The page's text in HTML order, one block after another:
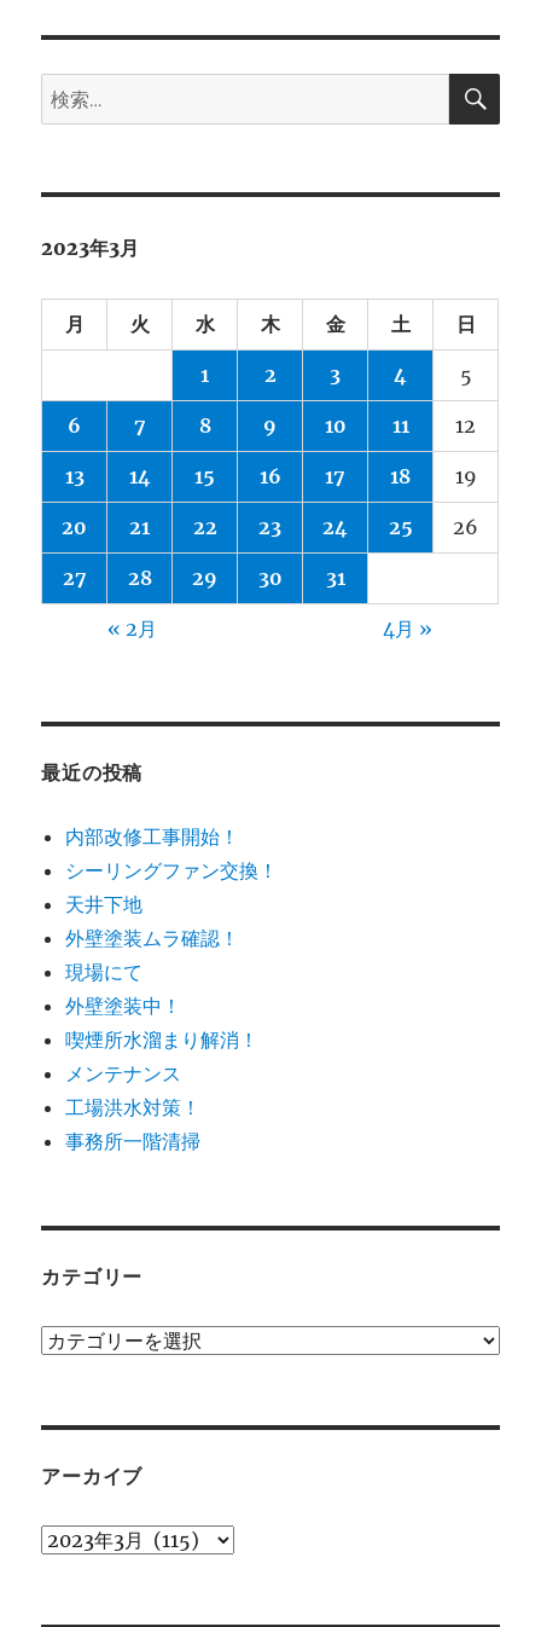
検
索:
検
2023年3月
月 火 水 木 金 土 日
1 2 3 4 5
6 7 8 9 10 11 12
13 14 15 16 17 18 19
20 21 22 23 24 25 26
27 28 29 30 31
« 2月 4月 »
最近の投稿
内部改修工事開始！
シーリングファン交換！
天井下地
外壁塗装ムラ確認！
現場にて
外壁塗装中！
喫煙所水溜まり解消！
メンテナンス
工場洪水対策！
事務所一階清掃
カテゴリー
カ
ー
アーカイブ
ア